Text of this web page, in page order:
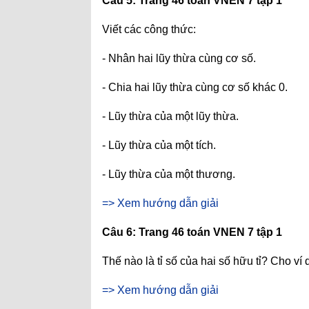
Viết các công thức:
- Nhân hai lũy thừa cùng cơ số.
- Chia hai lũy thừa cùng cơ số khác 0.
- Lũy thừa của một lũy thừa.
- Lũy thừa của một tích.
- Lũy thừa của một thương.
=> Xem hướng dẫn giải
Câu 6: Trang 46 toán VNEN 7 tập 1
Thế nào là tỉ số của hai số hữu tỉ? Cho ví
=> Xem hướng dẫn giải